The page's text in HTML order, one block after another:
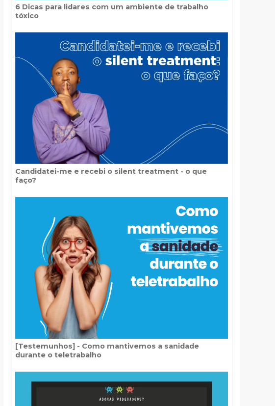
6 Dicas para lidares com um ambiente de trabalho
tóxico
Candidatei-me e recebi o silent treatment - o que
faço?
[Testemunhos] - Como mantivemos a sanidade
durante o teletrabalho